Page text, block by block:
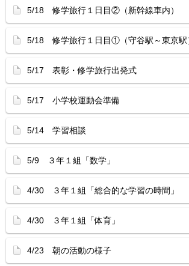
5/18 修学旅行１日目②（新幹線車内）
5/18 修学旅行１日目①（守谷駅～東京駅
5/17 表彰・修学旅行出発式
5/17 小学校運動会準備
5/14 学習相談
5/9 ３年１組「数学」
4/30 ３年１組「総合的な学習の時間」
4/30 ３年１組「体育」
4/23 朝の活動の様子